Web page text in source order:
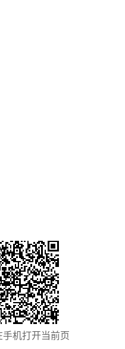
手机打开当前页